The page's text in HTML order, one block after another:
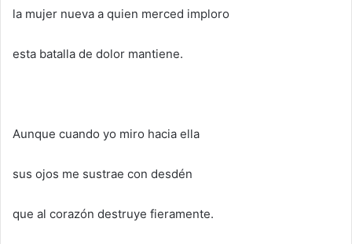
la mujer nueva a quien merced imploro
esta batalla de dolor mantiene.
Aunque cuando yo miro hacia ella
sus ojos me sustrae con desdén
que al corazón destruye fieramente.